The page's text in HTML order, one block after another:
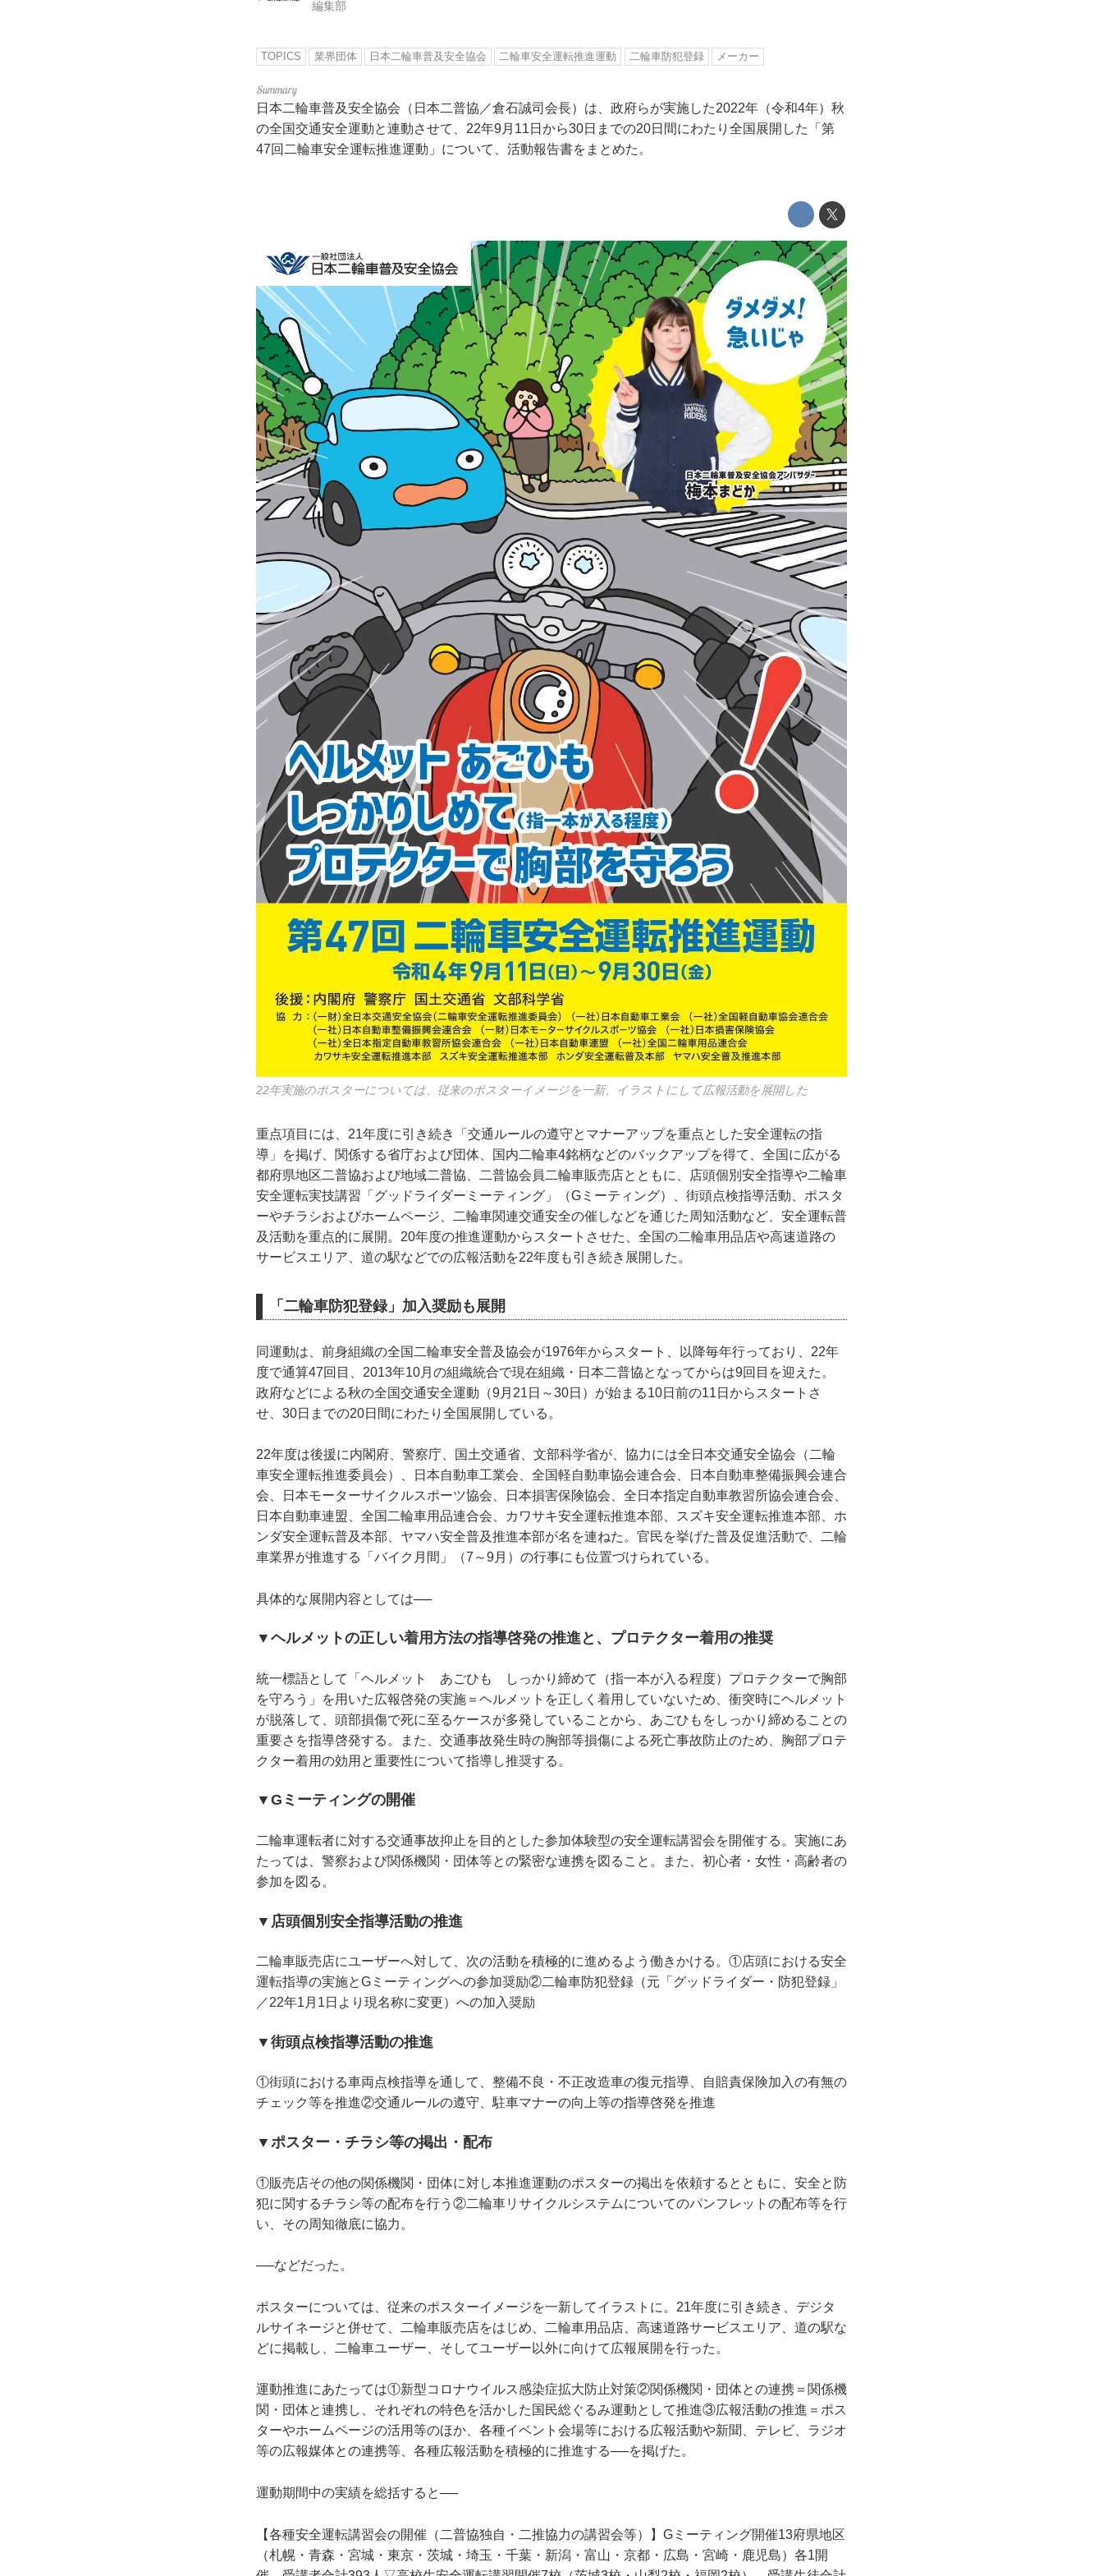
編集部
TOPICS 業界団体 日本二輪車普及安全協会 二輪車安全運転推進運動 二輪車防犯登録 メーカー
日本二輪車普及安全協会（日本二普協／倉石誠司会長）は、政府らが実施した2022年（令和4年）秋
の全国交通安全運動と連動させて、22年9月11日から30日までの20日間にわたり全国展開した「第
47回二輪車安全運転推進運動」について、活動報告書をまとめた。
22年実施のポスターについては、従来のポスターイメージを一新、イラストにして広報活動を展開した
重点項目には、21年度に引き続き「交通ルールの遵守とマナーアップを重点とした安全運転の指
導」を掲げ、関係する省庁および団体、国内二輪車4銘柄などのバックアップを得て、全国に広がる
都府県地区二普協および地域二普協、二普協会員二輪車販売店とともに、店頭個別安全指導や二輪車
安全運転実技講習「グッドライダーミーティング」（Gミーティング）、街頭点検指導活動、ポスタ
ーやチラシおよびホームページ、二輪車関連交通安全の催しなどを通じた周知活動など、安全運転普
及活動を重点的に展開。20年度の推進運動からスタートさせた、全国の二輪車用品店や高速道路の
サービスエリア、道の駅などでの広報活動を22年度も引き続き展開した。
「二輪車防犯登録」加入奨励も展開
同運動は、前身組織の全国二輪車安全普及協会が1976年からスタート、以降毎年行っており、22年
度で通算47回目、2013年10月の組織統合で現在組織・日本二普協となってからは9回目を迎えた。
政府などによる秋の全国交通安全運動（9月21日～30日）が始まる10日前の11日からスタートさ
せ、30日までの20日間にわたり全国展開している。
22年度は後援に内閣府、警察庁、国土交通省、文部科学省が、協力には全日本交通安全協会（二輪
車安全運転推進委員会）、日本自動車工業会、全国軽自動車協会連合会、日本自動車整備振興会連合
会、日本モーターサイクルスポーツ協会、日本損害保険協会、全日本指定自動車教習所協会連合会、
日本自動車連盟、全国二輪車用品連合会、カワサキ安全運転推進本部、スズキ安全運転推進本部、ホ
ンダ安全運転普及本部、ヤマハ安全普及推進本部が名を連ねた。官民を挙げた普及促進活動で、二輪
車業界が推進する「バイク月間」（7～9月）の行事にも位置づけられている。
具体的な展開内容としては──
▼ヘルメットの正しい着用方法の指導啓発の推進と、プロテクター着用の推奨
統一標語として「ヘルメット あごひも しっかり締めて（指一本が入る程度）プロテクターで胸部
を守ろう」を用いた広報啓発の実施＝ヘルメットを正しく着用していないため、衝突時にヘルメット
が脱落して、頭部損傷で死に至るケースが多発していることから、あごひもをしっかり締めることの
重要さを指導啓発する。また、交通事故発生時の胸部等損傷による死亡事故防止のため、胸部プロテ
クター着用の効用と重要性について指導し推奨する。
▼Gミーティングの開催
二輪車運転者に対する交通事故抑止を目的とした参加体験型の安全運転講習会を開催する。実施にあ
たっては、警察および関係機関・団体等との緊密な連携を図ること。また、初心者・女性・高齢者の
参加を図る。
▼店頭個別安全指導活動の推進
二輪車販売店にユーザーへ対して、次の活動を積極的に進めるよう働きかける。①店頭における安全
運転指導の実施とGミーティングへの参加奨励②二輪車防犯登録（元「グッドライダー・防犯登録」
／22年1月1日より現名称に変更）への加入奨励
▼街頭点検指導活動の推進
①街頭における車両点検指導を通して、整備不良・不正改造車の復元指導、自賠責保険加入の有無の
チェック等を推進②交通ルールの遵守、駐車マナーの向上等の指導啓発を推進
▼ポスター・チラシ等の掲出・配布
①販売店その他の関係機関・団体に対し本推進運動のポスターの掲出を依頼するとともに、安全と防
犯に関するチラシ等の配布を行う②二輪車リサイクルシステムについてのパンフレットの配布等を行
い、その周知徹底に協力。
──などだった。
ポスターについては、従来のポスターイメージを一新してイラストに。21年度に引き続き、デジタ
ルサイネージと併せて、二輪車販売店をはじめ、二輪車用品店、高速道路サービスエリア、道の駅な
どに掲載し、二輪車ユーザー、そしてユーザー以外に向けて広報展開を行った。
運動推進にあたっては①新型コロナウイルス感染症拡大防止対策②関係機関・団体との連携＝関係機
関・団体と連携し、それぞれの特色を活かした国民総ぐるみ運動として推進③広報活動の推進＝ポス
ターやホームページの活用等のほか、各種イベント会場等における広報活動や新聞、テレビ、ラジオ
等の広報媒体との連携等、各種広報活動を積極的に推進する──を掲げた。
運動期間中の実績を総括すると──
【各種安全運転講習会の開催（二普協独自・二推協力の講習会等）】Gミーティング開催13府県地区
（札幌・青森・宮城・東京・茨城・埼玉・千葉・新潟・富山・京都・広島・宮崎・鹿児島）各1開